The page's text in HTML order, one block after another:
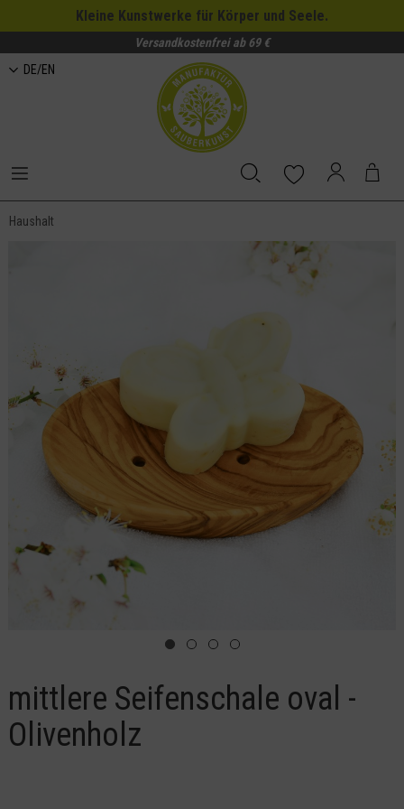
Kleine Kunstwerke für Körper und Seele.
Versandkostenfrei ab 69 €
DE/EN
Haushalt
mittlere Seifenschale oval -
Olivenholz